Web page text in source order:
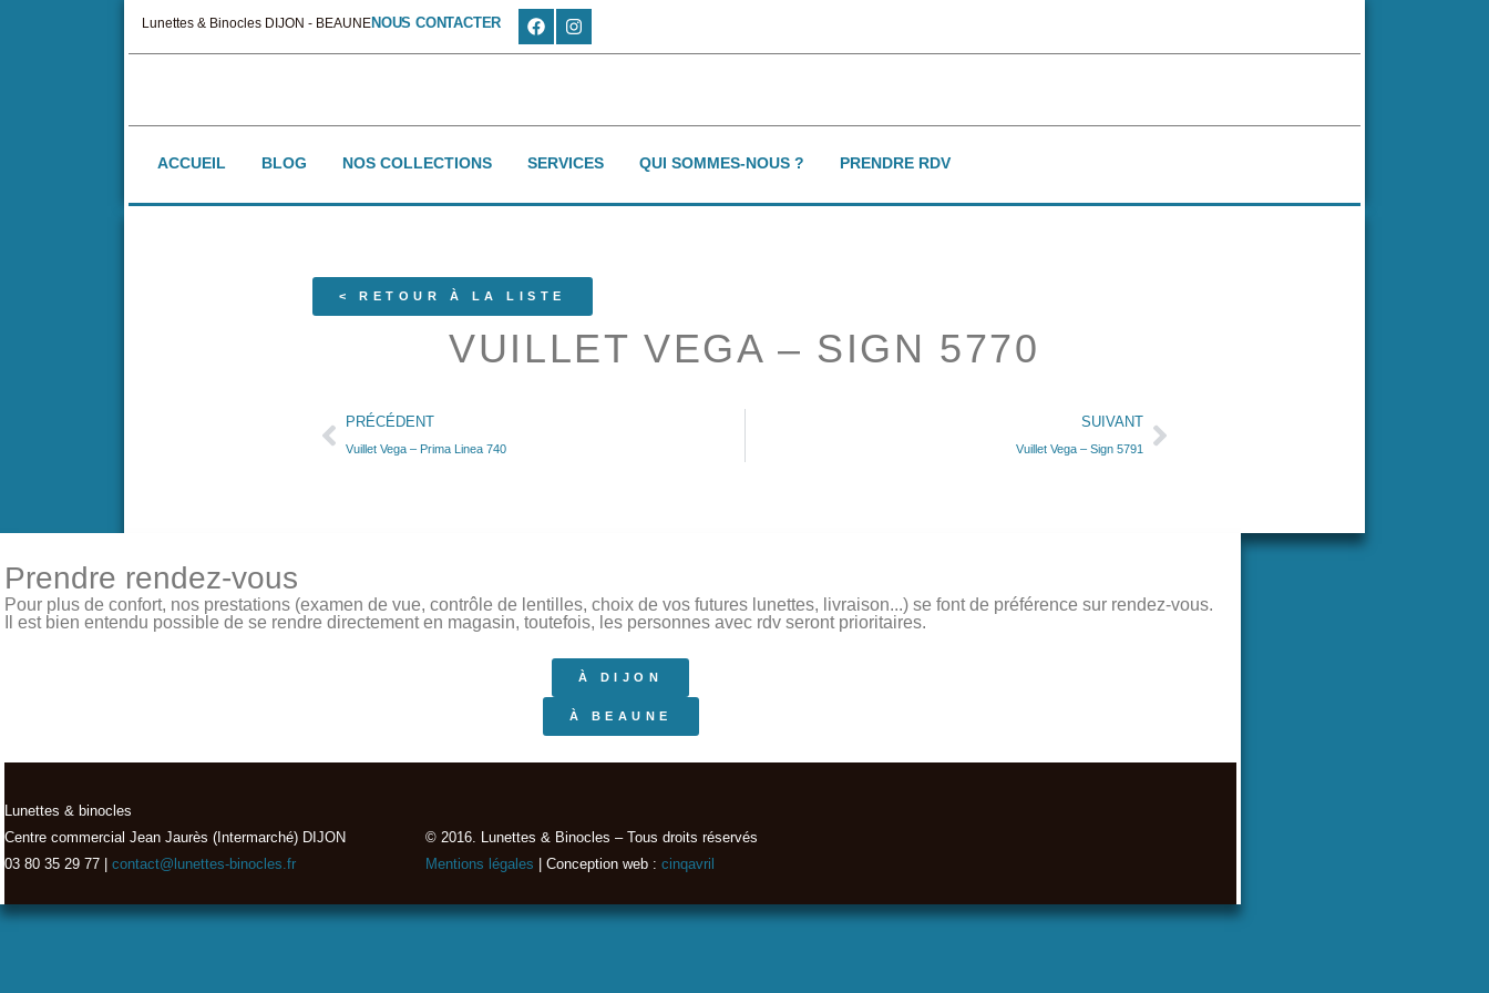
Lunettes & Binocles DIJON - BEAUNENOUS CONTACTER
ACCUEIL BLOG NOS COLLECTIONS SERVICES QUI SOMMES-NOUS ? PRENDRE RDV
< RETOUR À LA LISTE
VUILLET VEGA – SIGN 5770
PRÉCÉDENT
Vuillet Vega – Prima Linea 740
SUIVANT
Vuillet Vega – Sign 5791
Prendre rendez-vous
Pour plus de confort, nos prestations (examen de vue, contrôle de lentilles, choix de vos futures lunettes, livraison...) se font de préférence sur rendez-vous.
Il est bien entendu possible de se rendre directement en magasin, toutefois, les personnes avec rdv seront prioritaires.
À DIJON
À BEAUNE
Lunettes & binocles
Centre commercial Jean Jaurès (Intermarché) DIJON
03 80 35 29 77 |
contact@lunettes-binocles.fr
© 2016. Lunettes & Binocles – Tous droits réservés​
Mentions légales | Conception web : cinqavril